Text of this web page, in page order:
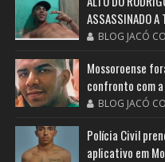
ASSASSINADO A
BLOG JACÓ
Mossoroense
confronto com a
BLOG JACÓ
Polícia Civil
aplicativo em